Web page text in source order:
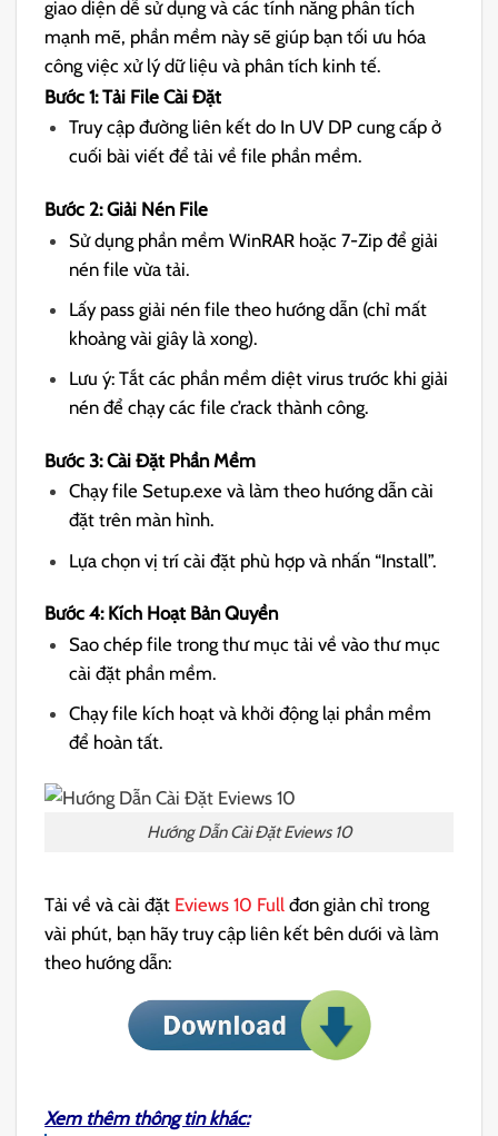
giao diện dễ sử dụng và các tính năng phân tích
mạnh mẽ, phần mềm này sẽ giúp bạn tối ưu hóa
công việc xử lý dữ liệu và phân tích kinh tế.
Bước 1: Tải File Cài Đặt
Truy cập đường liên kết do In UV DP cung cấp ở
cuối bài viết để tải về file phần mềm.
Bước 2: Giải Nén File
Sử dụng phần mềm WinRAR hoặc 7-Zip để giải
nén file vừa tải.
Lấy pass giải nén file theo hướng dẫn (chỉ mất
khoảng vài giây là xong).
Lưu ý: Tắt các phần mềm diệt virus trước khi giải
nén để chạy các file c’rack thành công.
Bước 3: Cài Đặt Phần Mềm
Chạy file Setup.exe và làm theo hướng dẫn cài
đặt trên màn hình.
Lựa chọn vị trí cài đặt phù hợp và nhấn “Install”.
Bước 4: Kích Hoạt Bản Quyền
Sao chép file trong thư mục tải về vào thư mục
cài đặt phần mềm.
Chạy file kích hoạt và khởi động lại phần mềm
để hoàn tất.
Hướng Dẫn Cài Đặt Eviews 10
Tải về và cài đặt Eviews 10 Fullđơn giản chỉ trong
vài phút, bạn hãy truy cập liên kết bên dưới và làm
theo hướng dẫn:
Xem thêm thông tin khác: